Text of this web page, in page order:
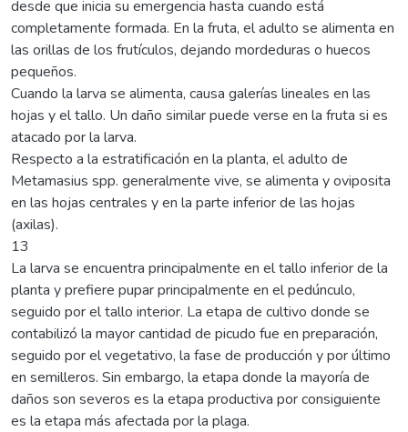
desde que inicia su emergencia hasta cuando está
completamente formada. En la fruta, el adulto se alimenta en
las orillas de los frutículos, dejando mordeduras o huecos
pequeños.
Cuando la larva se alimenta, causa galerías lineales en las
hojas y el tallo. Un daño similar puede verse en la fruta si es
atacado por la larva.
Respecto a la estratificación en la planta, el adulto de
Metamasius spp. generalmente vive, se alimenta y oviposita
en las hojas centrales y en la parte inferior de las hojas
(axilas).
13
La larva se encuentra principalmente en el tallo inferior de la
planta y prefiere pupar principalmente en el pedúnculo,
seguido por el tallo interior. La etapa de cultivo donde se
contabilizó la mayor cantidad de picudo fue en preparación,
seguido por el vegetativo, la fase de producción y por último
en semilleros. Sin embargo, la etapa donde la mayoría de
daños son severos es la etapa productiva por consiguiente
es la etapa más afectada por la plaga.